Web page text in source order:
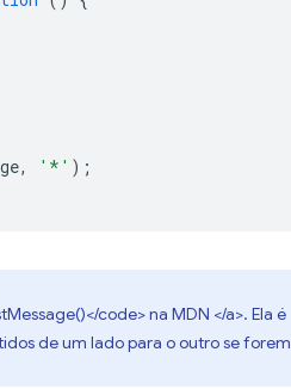
, '*' );
code> na MDN </a>. Ela é
de um lado para o outro se forem